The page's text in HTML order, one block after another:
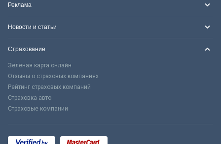
Реклама
Новости и статьи
Страхование
Зеленая карта онлайн
Отзывы о страховых компаниях
Рейтинг страховых компаний
Страховка авто
Страховые компании